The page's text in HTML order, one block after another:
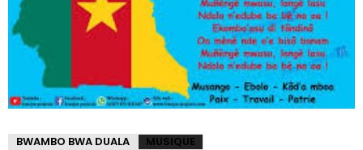
BWAMBO BWA DUALA MUSIQUE